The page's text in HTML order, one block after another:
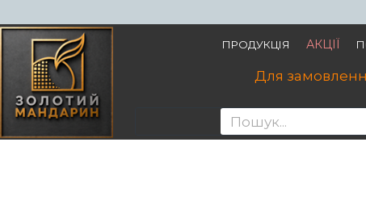
ПРОДУКЦІЯ АКЦІЇ
Для